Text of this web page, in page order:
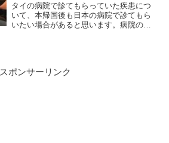
タイの病院で診てもらっていた疾患につ
いて、本帰国後も日本の病院で診てもら
いたい場合があると思います。病院の紹
スポンサーリンク